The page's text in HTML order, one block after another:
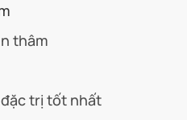
thâm
đặc trị tốt nhất